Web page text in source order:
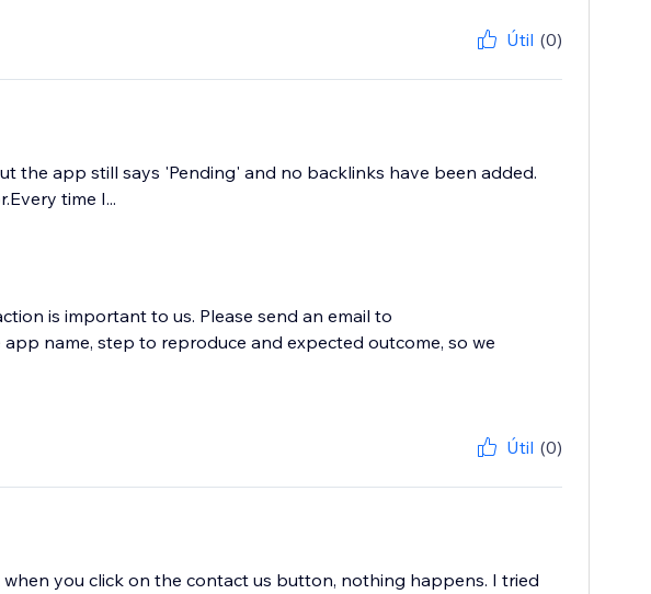
Útil (0)
the app still says 'Pending' and no backlinks have been added.
time I...
is important to us. Please send an email to
name, step to reproduce and expected outcome, so we
Útil (0)
you click on the contact us button, nothing happens. I tried